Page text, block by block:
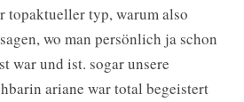
topaktueller typ, warum also
wo man persönlich ja schon
war und ist. sogar unsere
ariane war total begeistert